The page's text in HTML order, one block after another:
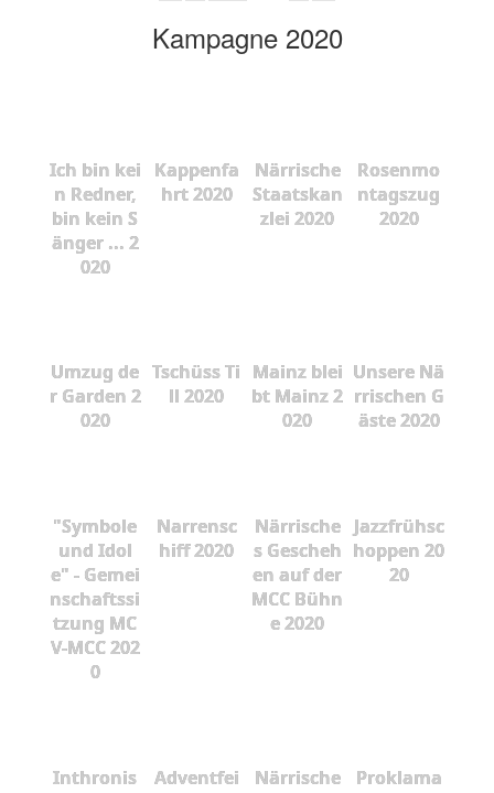
Kampagne 2020
Ich bin kei
n Redner,
bin kein S
änger ... 2
020
Kappenfa
hrt 2020
Närrische
Staatskan
zlei 2020
Rosenmo
ntagszug
2020
Umzug de
r Garden 2
020
Tschüss Ti
ll 2020
Mainz blei
bt Mainz 2
020
Unsere Nä
rrischen G
äste 2020
"Symbole
und Idol
e" - Gemei
nschaftssi
tzung MC
V-MCC 202
0
Narrensc
hiff 2020
Närrische
s Gescheh
en auf der
MCC Bühn
e 2020
Jazzfrühsc
hoppen 20
20
Inthronis
Adventfei
Närrische
Proklama